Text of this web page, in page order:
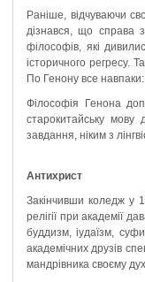
Раніше, відчуваючи
дізнався, що справа
філософів, які
історичного регресу.
По Генону все
Філософія Генона
старокитайську
завдання, ніким з
Антихрист
Закінчивши коледж у
релігії при академії
буддизм, іудаїзм,
академічних друзів
мандрівника своєму